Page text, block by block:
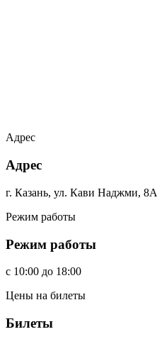
Адрес
Адрес
г. Казань, ул. Кави Наджми, 8А
Режим работы
Режим работы
c 10:00 до 18:00
Цены на билеты
Билеты